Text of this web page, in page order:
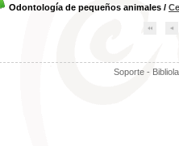
Odontología de pequeños animales /
Soporte -